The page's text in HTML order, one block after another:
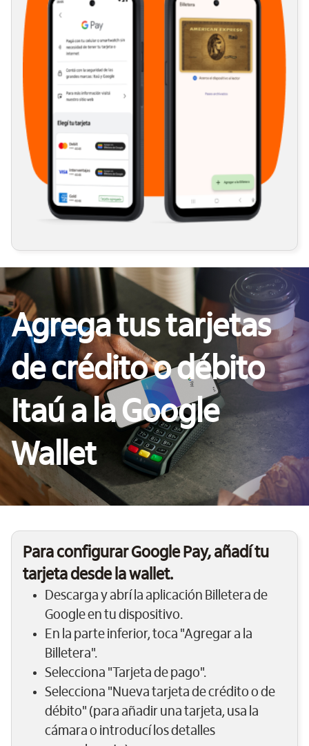
Agrega tus tarjetas
de crédito o débito
Itaú a la Google
Wallet
Para configurar Google Pay, añadí tu
tarjeta desde la wallet.
Descarga y abrí la aplicación Billetera de
Google en tu dispositivo.
En la parte inferior, toca "Agregar a la
Billetera".
Selecciona "Tarjeta de pago".
Selecciona "Nueva tarjeta de crédito o de
débito" (para añadir una tarjeta, usa la
cámara o introducí los detalles